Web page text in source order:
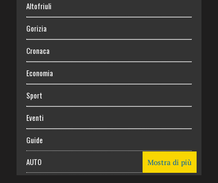
Altofriuli
Gorizia
Cronaca
Economia
Sport
Eventi
Guide
AUTO Mostra di più